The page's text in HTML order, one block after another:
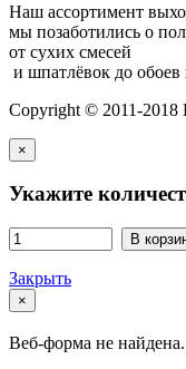
Наш ассортимент
мы позаботились о
от сухих смесей
и шпатлёвок до
Copyright © 2011-
×
Укажите
В
Закрыть
×
Веб-форма не найдена.